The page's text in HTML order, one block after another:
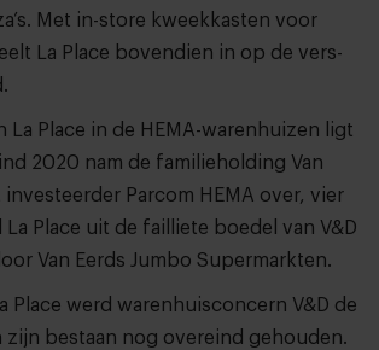
Met in-store kweekkasten voor
La Place bovendien in op de vers-
La Place in de HEMA-warenhuizen ligt
2020 nam de familieholding Van
investeerder Parcom HEMA over, vier
La Place uit de failliete boedel van V&D
Van Eerds Jumbo Supermarkten.
Place werd warenhuisconcern V&D de
zijn bestaan nog overeind gehouden.